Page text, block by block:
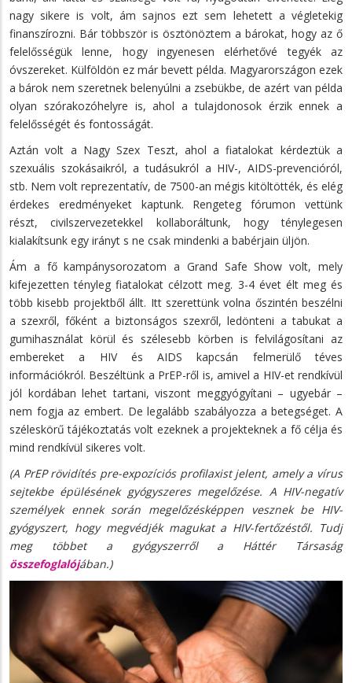
nagy sikere is volt, ám sajnos ezt sem lehetett a végletekig
finanszírozni. Bár többször is ösztönöztem a bárokat, hogy az ő
felelősségük lenne, hogy ingyenesen elérhetővé tegyék az
óvszereket. Külföldön ez már bevett példa. Magyarországon ezek
a bárok nem szeretnek belenyúlni a zsebükbe, de azért van példa
olyan szórakozóhelyre is, ahol a tulajdonosok érzik ennek a
felelősségét és fontosságát.
Aztán volt a Nagy Szex Teszt, ahol a fiatalokat kérdeztük a
szexuális szokásaikról, a tudásukról a HIV-, AIDS-prevencióról,
stb. Nem volt reprezentatív, de 7500-an mégis kitöltötték, és elég
érdekes eredményeket kaptunk. Rengeteg fórumon vettünk
részt, civilszervezetekkel kollaboráltunk, hogy ténylegesen
kialakítsunk egy irányt s ne csak mindenki a babérjain üljön.
Ám a fő kampánysorozatom a Grand Safe Show volt, mely
kifejezetten tényleg fiatalokat célzott meg. 3-4 évet élt meg és
több kisebb projektből állt. Itt szerettünk volna őszintén beszélni
a szexről, főként a biztonságos szexről, ledönteni a tabukat a
gumihasználat körül és szélesebb körben is felvilágosítani az
embereket a HIV és AIDS kapcsán felmerülő téves
információkról. Beszéltünk a PrEP-ről is, amivel a HIV-et rendkívül
jól kordában lehet tartani, viszont meggyógyítani – ugyebár –
nem fogja az embert. De legalább szabályozza a betegséget. A
széleskörű tájékoztatás volt ezeknek a projekteknek a fő célja és
mind rendkívül sikeres volt.
(A PrEP rövidítés pre-expozíciós profilaxist jelent, amely a vírus
sejtekbe épülésének gyógyszeres megelőzése. A HIV-negatív
személyek ennek során megelőzésképpen vesznek be HIV-
gyógyszert, hogy megvédjék magukat a HIV-fertőzéstől. Tudj
meg többet a gyógyszerről a Háttér Társaság
összefoglalójában.)